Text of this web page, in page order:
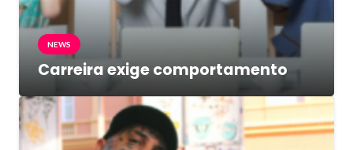
NEWS
Carreira exige comportamento